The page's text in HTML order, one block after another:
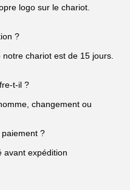
logo sur le chariot.
?
chariot est de 15 jours.
t-il ?
changement ou
?
avant expédition